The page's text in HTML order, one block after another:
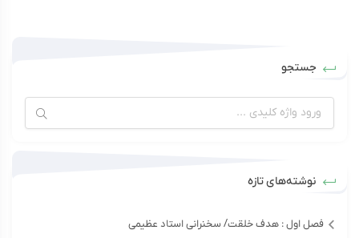
جستجو
نوشته‌های تازه
فصل اول : هدف خلقت/ سخنرانی استاد عظیمی